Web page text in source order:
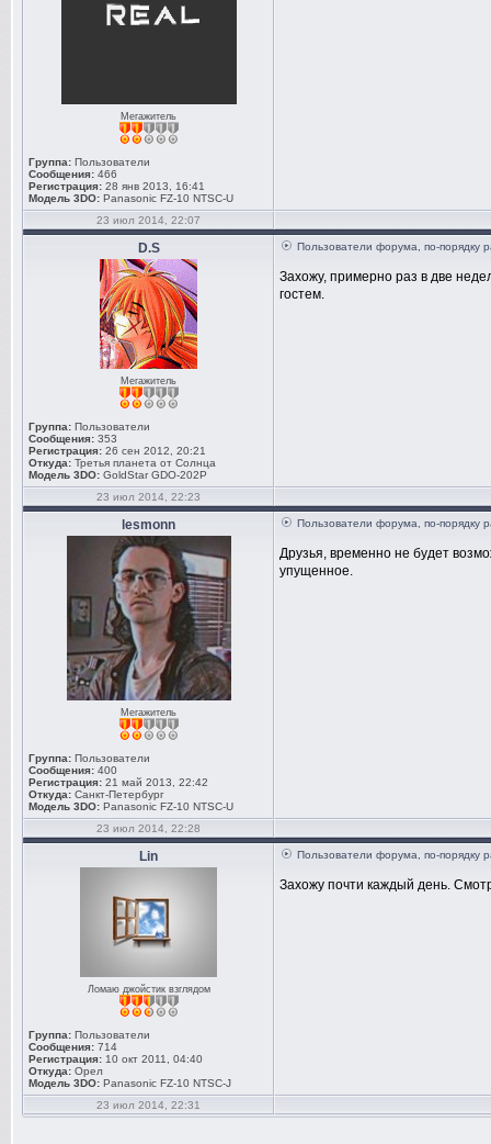
Мегажитель
Группа: Пользователи
Сообщения: 466
Регистрация: 28 янв 2013, 16:41
Модель 3DO: Panasonic FZ-10 NTSC-U
23 июл 2014, 22:07
D.S
Мегажитель
Группа: Пользователи
Сообщения: 353
Регистрация: 26 сен 2012, 20:21
Откуда: Третья планета от Солнца
Модель 3DO: GoldStar GDO-202P
Пользователи форума, по-порядку
Захожу, примерно раз в две
гостем.
23 июл 2014, 22:23
lesmonn
Мегажитель
Группа: Пользователи
Сообщения: 400
Регистрация: 21 май 2013, 22:42
Откуда: Санкт-Петербург
Модель 3DO: Panasonic FZ-10 NTSC-U
Пользователи форума, по-порядку
Друзья, временно не будет
упущенное.
23 июл 2014, 22:28
Lin
Ломаю джойстик взглядом
Группа: Пользователи
Сообщения: 714
Регистрация: 10 окт 2011, 04:40
Откуда: Орел
Модель 3DO: Panasonic FZ-10 NTSC-J
Пользователи форума, по-порядку
Захожу почти каждый день.
23 июл 2014, 22:31